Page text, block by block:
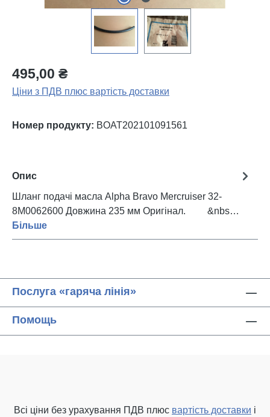
495,00 ₴
Ціни з ПДВ плюс вартість доставки
Номер продукту: BOAT202101091561
Опис
Шланг подачі масла Alpha Bravo Mercruiser 32-
8M0062600 Довжина 235 мм Оригінал. &nbs…
Більше
Послуга «гаряча лінія»
Помощь
Всі ціни без урахування ПДВ плюс вартість доставки і